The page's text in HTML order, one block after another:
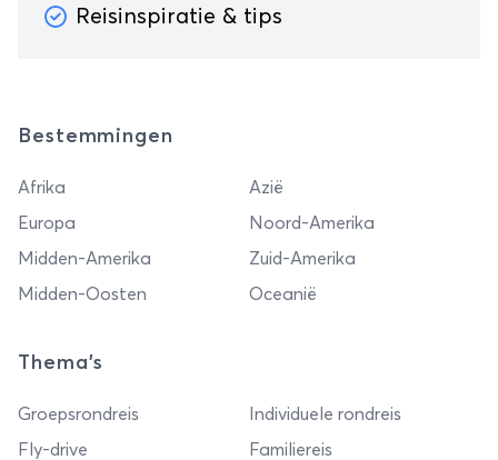
Reisinspiratie & tips
Bestemmingen
Afrika
Azië
Europa
Noord-Amerika
Midden-Amerika
Zuid-Amerika
Midden-Oosten
Oceanië
Thema's
Groepsrondreis
Individuele rondreis
Fly-drive
Familiereis